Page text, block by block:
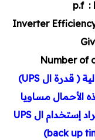
p.f :
Inverter
Number of
إذا كان لدينا أحمال قدرتها الإجمالية ( قدرة ال UPS)
لهذه الأحمال مساويا
(0.8) وكفاءة الإنفرتر تساوى (94 %) ويراد إستخدام ال UPS